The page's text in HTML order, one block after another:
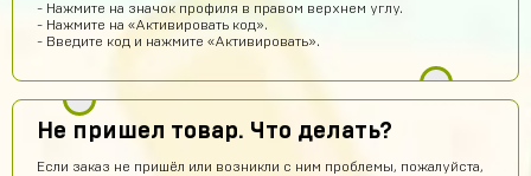
- Нажмите на значок профиля в правом верхнем углу.
- Нажмите на «Активировать код».
- Введите код и нажмите «Активировать».
Не пришел товар. Что делать?
Если заказ не пришёл или возникли с ним проблемы, пожалуйста,
Лёша Бикметов
привет ЕСЛИ МЫ ВИДЕТЕ МЕНЯ ТО ЭТО НЕ БОТ